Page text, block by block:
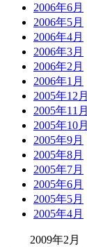
2006年6月
2006年5月
2006年4月
2006年3月
2006年2月
2006年1月
2005年12月
2005年11月
2005年10月
2005年9月
2005年8月
2005年7月
2005年6月
2005年5月
2005年4月
2009年2月